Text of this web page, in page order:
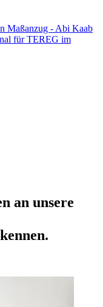
Maßanzug - Abi Kaab
für TEREG im
an unsere